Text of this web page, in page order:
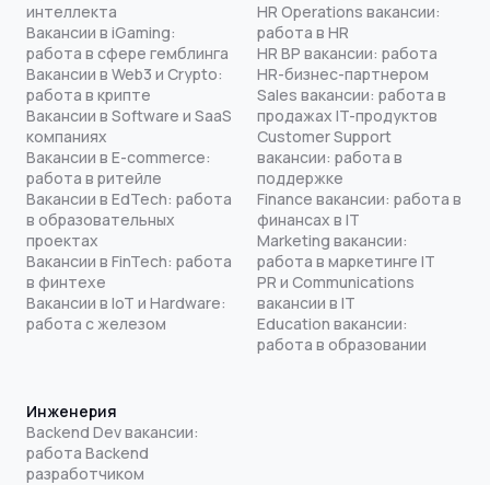
интеллекта
Вакансии в iGaming:
работа в сфере гемблинга
Вакансии в Web3 и Crypto:
работа в крипте
Вакансии в Software и SaaS
компаниях
Вакансии в E-commerce:
работа в ритейле
Вакансии в EdTech: работа
в образовательных
проектах
Вакансии в FinTech: работа
в финтехе
Вакансии в IoT и Hardware:
работа с железом
HR Operations вакансии:
работа в HR
HR BP вакансии: работа
HR-бизнес-партнером
Sales вакансии: работа в
продажах IT-продуктов
Customer Support
вакансии: работа в
поддержке
Finance вакансии: работа в
финансах в IT
Marketing вакансии:
работа в маркетинге IT
PR и Communications
вакансии в IT
Education вакансии:
работа в образовании
Инженерия
Backend Dev вакансии:
работа Backend
разработчиком